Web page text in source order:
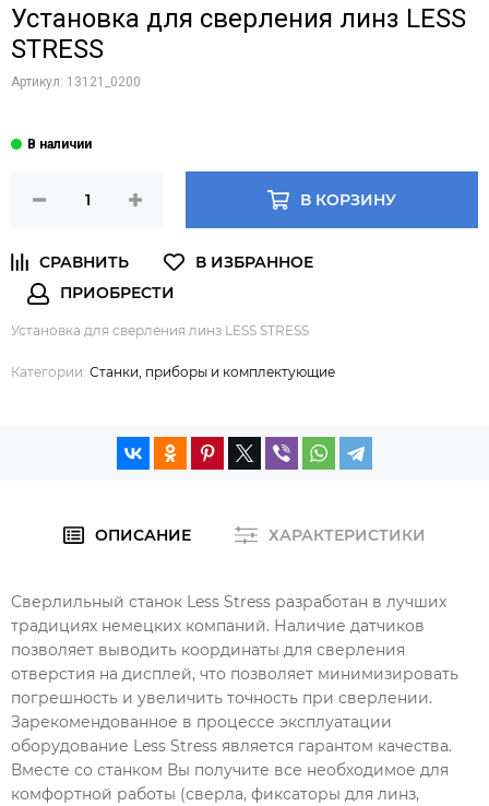
Установка для сверления линз LESS
STRESS
Артикул: 13121_0200
В КОРЗИНУ
Установка для сверления линз LESS STRESS
Категории: Станки, приборы и комплектующие
ОПИСАНИЕ ХАРАКТЕРИСТИКИ
Сверлильный станок Less Stress разработан в лучших
традициях немецких компаний. Наличие датчиков
позволяет выводить координаты для сверления
отверстия на дисплей, что позволяет минимизировать
погрешность и увеличить точность при сверлении.
Зарекомендованное в процессе эксплуатации
оборудование Less Stress является гарантом качества.
Вместе со станком Вы получите все необходимое для
комфортной работы (сверла, фиксаторы для линз,